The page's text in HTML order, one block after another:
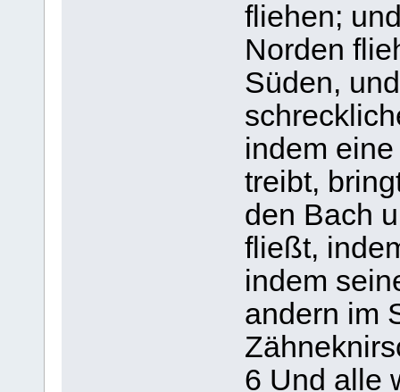
fliehen;
Norden
Süden,
indem
treibt,
den Bach
fließt,
indem
andern im
6 Und alle